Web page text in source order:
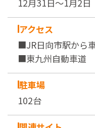
12月31日～1月2日
アクセス
■JR日向市駅から
■東九州自動車道
駐車場
102台